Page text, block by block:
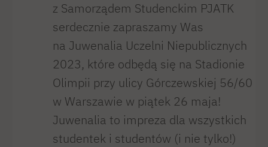
z Samorządem Studenckim PJATK
serdecznie zapraszamy Was
na Juwenalia Uczelni Niepublicznych
2023, które odbędą się na Stadionie
Olimpii przy ulicy Górczewskiej 56/60
w Warszawie w piątek 26 maja!
Juwenalia to impreza dla wszystkich
studentek i studentów (i nie tylko!)